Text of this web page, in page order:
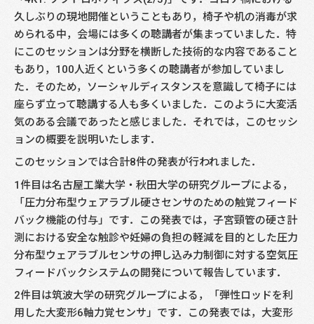
久しぶりの現地開催ということもあり，椅子や机の消毒が求
められる中，会場には多くの聴講者が集まっていました．特
にこのセッションは分野を横断した技術的な内容であること
もあり，100人近くという多くの聴講者が参加していまし
た．そのため，ソーシャルディスタンスを意識して椅子には
座らず立って聴講する人も多くいました．このように大変活
気のある会議であったと感じました．それでは，このセッシ
ョンの概要を説明いたします．
このセッションでは合計8件の発表が行われました．
1件目は名古屋工業大学・秋田大学の研究グループによる，
「圧力分布型ウェアラブル硬さセンサのための触覚フィード
バック機能の付与」です．この発表では，子宮頸管の硬さ計
測における安全な触診や妊婦の負担の軽減を目的とした圧力
分布型ウェアラブルセンサの押し込み力制御に対する空気圧
フィードバックシステムの開発について報告しています．
2件目は筑波大学の研究グループによる，「弾性ロッドを利
用した大変形6軸力覚センサ」です．この発表では，大変形